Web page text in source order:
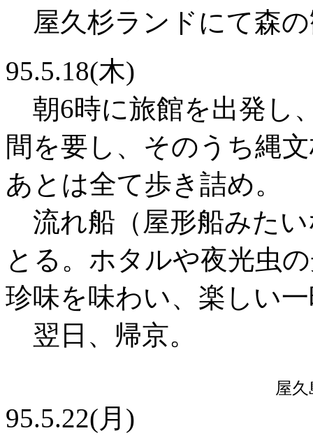
屋久杉ランドにて森
95.5.18(木)
朝6時に旅館を出発し
間を要し、そのうち縄
あとは全て歩き詰め。
流れ船（屋形船みた
とる。ホタルや夜光虫
珍味を味わい、楽しい
翌日、帰京。
屋
95.5.22(月)